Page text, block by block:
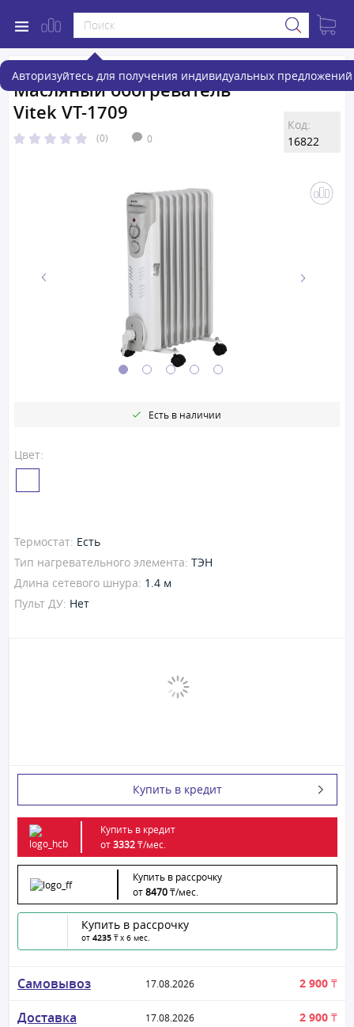
Авторизуйтесь для получения индивидуальных предложений
Масляный обогреватель
Vitek VT-1709
(0) 0
Код:
16822
Цвет:
Есть в наличии
Термостат: Есть
Тип нагревательного элемента: ТЭН
Длина сетевого шнура: 1.4 м
Пульт ДУ: Нет
Купить в кредит
Купить в кредит
от3332₸/мес.
Купить в рассрочку
от8470₸/мес.
Купить в рассрочку
от 4235 ₸ x 6 мес.
Самовывоз 17.08.2026 2 900 ₸
Доставка 17.08.2026 2 900 ₸